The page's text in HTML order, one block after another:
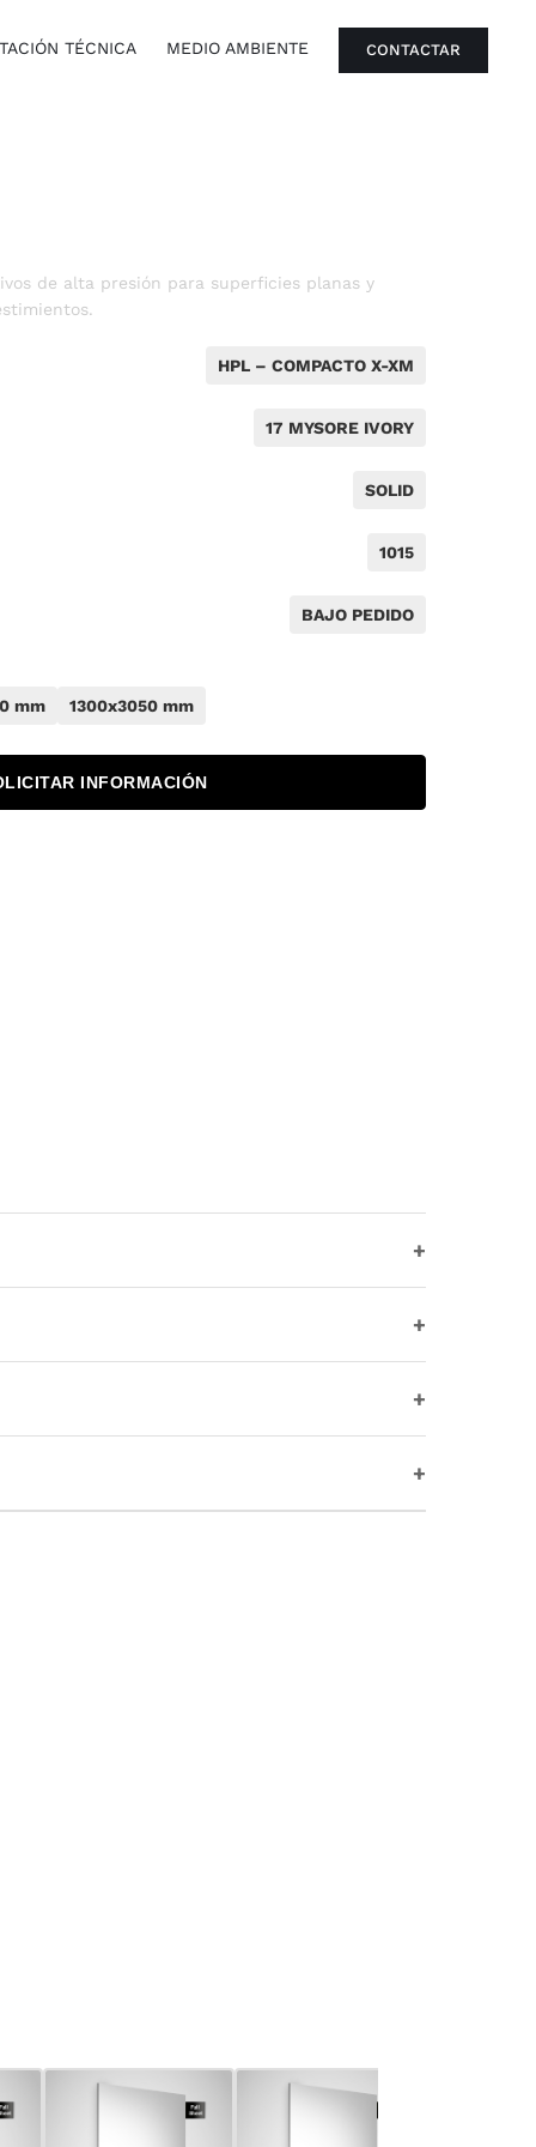
TÉCNICA MEDIO AMBIENTE CONTACTAR
de alta presión para superficies planas y
HPL – COMPACTO X-XM
17 MYSORE IVORY
SOLID
1015
BAJO PEDIDO
mm 1300x3050 mm
INFORMACIÓN